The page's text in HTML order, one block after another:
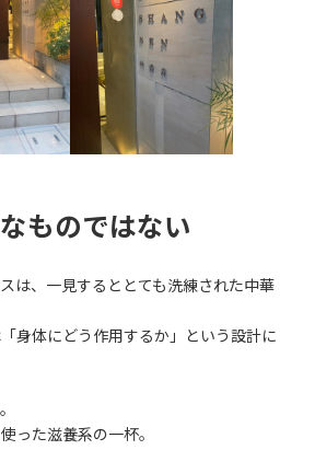
ものではない
は、一見するととても洗練された中華
身体にどう作用するか」という設計に
った滋養系の一杯。